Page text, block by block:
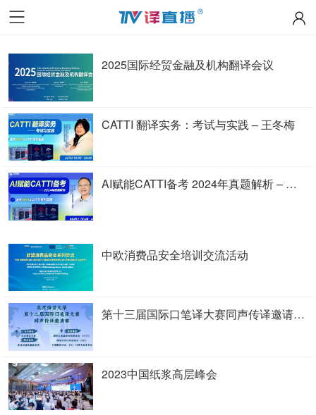
2025国际经贸金融及机构翻译会议
CATTI 翻译实务：考试与实践 – 王冬梅
AI赋能CATTI备考 2024年真题解析 – 李长栓
中欧消费品安全培训交流活动
第十三届国际口笔译大赛同声传译邀请赛决赛
2023中国纸浆高层峰会